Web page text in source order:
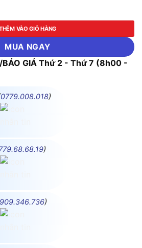
50T3 (trắng) số lượng
VÀO GIỎ HÀNG
MUA NGAY
BÁO GIÁ Thứ 2 - Thứ 7 (8h00 -
0779.008.018)
)
)